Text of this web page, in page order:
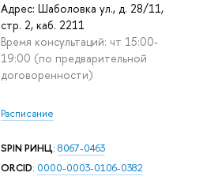
Адрес: Шаболовка ул., д. 28/11,
стр. 2, каб. 2211
Время консультаций: чт 15:00-
19:00 (по предварительной
договоренности)
Расписание
SPIN РИНЦ: 8067-0463
ORCID: 0000-0003-0106-0382